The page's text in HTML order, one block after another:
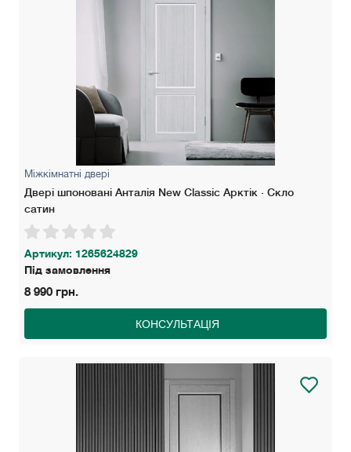
Міжкімнатні двері
Двері шпоновані Анталія New Classic Арктік · Скло
сатин
Артикул: 1265624829
Під замовлення
8 990 грн.
КОНСУЛЬТАЦІЯ